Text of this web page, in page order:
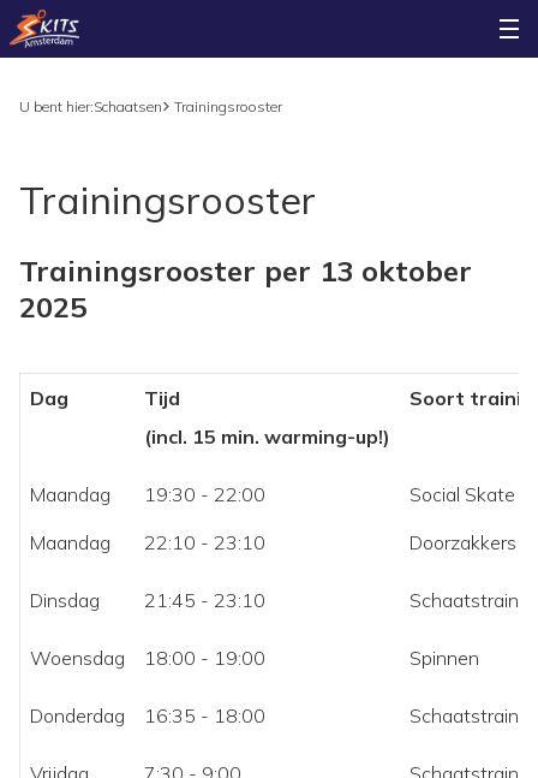
U bent hier:Schaatsen Trainingsrooster
Trainingsrooster
Trainingsrooster per 13 oktober
2025
Dag
Tijd
(incl. 15 min. warming-up!)
Soort
Maandag 19:30 - 22:00
Social Skate
Maandag
22:10 - 23:10 Doorzakkers
Dinsdag 21:45 - 23:10
Woensdag 18:00 - 19:00 Spinnen
Donderdag 16:35 - 18:00
Vrijdag 7:30 - 9:00